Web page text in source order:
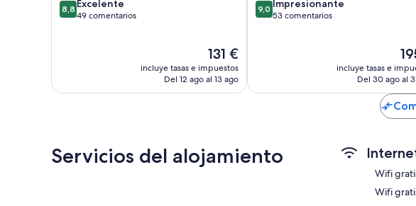
8.8
sobre
8,8 Excelente
49 comentarios
El
precio
actual
131 €
incluye tasas e impuestos
Del 12 ago al 13 ago
9.0
sobre
9,0 Impresionante
53 comentarios
El
de
incluye tasas e
Del 30 ago al
Servicios del alojamiento
Wifi
Wifi